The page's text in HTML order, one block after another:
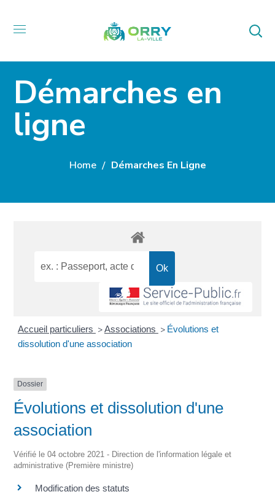
Démarches en
ligne
Home Démarches En Ligne
Accueil particuliers >Associations > Évolutions et
dissolution d'une association
Dossier
Évolutions et dissolution d'une
association
Vérifié le 04 octobre 2021 - Direction de l'information légale et
administrative (Première ministre)
Modification des statuts